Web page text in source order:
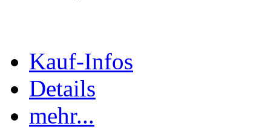
Kauf-Infos
Details
mehr...